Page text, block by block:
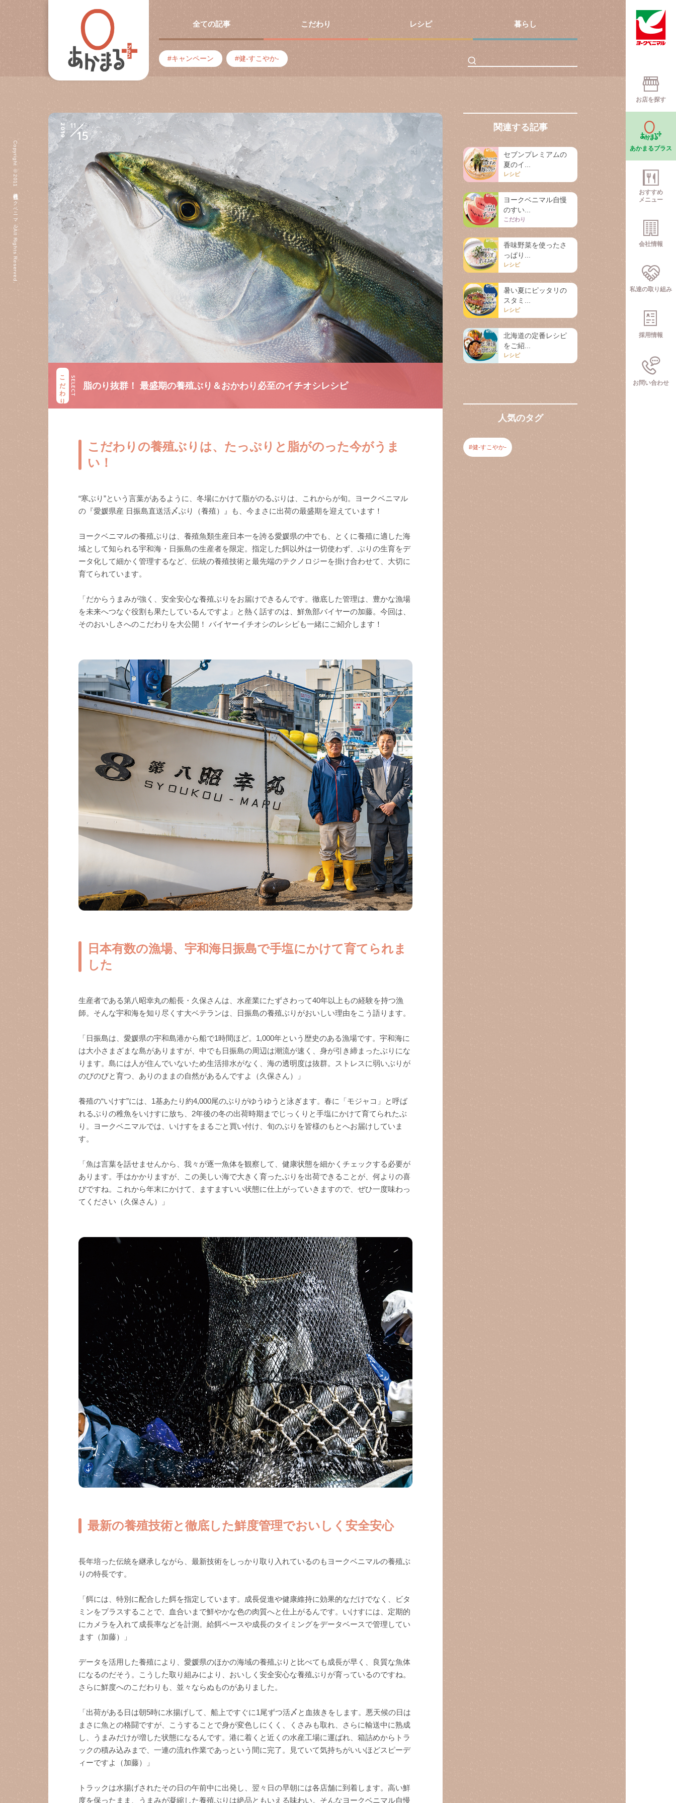
お店を探す
あかまるプラス
おすすめ
メニュー
会社情報
私達の取り組み
採用情報
お問い合わせ
全ての記事 こだわり レシピ 暮らし
キャンペーン 健-すこやか-
2019 11
15
こだわり SELECT 脂のり抜群！ 最盛期の養殖ぶり＆おかわり必至のイチオシレシピ
こだわりの養殖ぶりは、たっぷりと脂がのった今がうま
い！
“寒ぶり”という言葉があるように、冬場にかけて脂がのるぶりは、これからが旬。ヨークベニマル
の『愛媛県産 日振島直送活〆ぶり（養殖）』も、今まさに出荷の最盛期を迎えています！
ヨークベニマルの養殖ぶりは、養殖魚類生産日本一を誇る愛媛県の中でも、とくに養殖に適した海
域として知られる宇和海・日振島の生産者を限定。指定した餌以外は一切使わず、ぶりの生育をデ
ータ化して細かく管理するなど、伝統の養殖技術と最先端のテクノロジーを掛け合わせて、大切に
育てられています。
「だからうまみが強く、安全安心な養殖ぶりをお届けできるんです。徹底した管理は、豊かな漁場
を未来へつなぐ役割も果たしているんですよ」と熱く話すのは、鮮魚部バイヤーの加藤。今回は、
そのおいしさへのこだわりを大公開！ バイヤーイチオシのレシピも一緒にご紹介します！
日本有数の漁場、宇和海日振島で手塩にかけて育てられま
した
生産者である第八昭幸丸の船長・久保さんは、水産業にたずさわって40年以上もの経験を持つ漁
師。そんな宇和海を知り尽くす大ベテランは、日振島の養殖ぶりがおいしい理由をこう語ります。
「日振島は、愛媛県の宇和島港から船で1時間ほど。1,000年という歴史のある漁場です。宇和海に
は大小さまざまな島がありますが、中でも日振島の周辺は潮流が速く、身が引き締まったぶりにな
ります。島には人が住んでいないため生活排水がなく、海の透明度は抜群。ストレスに弱いぶりが
のびのびと育つ、ありのままの自然があるんですよ（久保さん）」
養殖の“いけす”には、1基あたり約4,000尾のぶりがゆうゆうと泳ぎます。春に「モジャコ」と呼ば
れるぶりの稚魚をいけすに放ち、2年後の冬の出荷時期までじっくりと手塩にかけて育てられたぶ
り。ヨークベニマルでは、いけすをまるごと買い付け、旬のぶりを皆様のもとへお届けしていま
す。
「魚は言葉を話せませんから、我々が逐一魚体を観察して、健康状態を細かくチェックする必要が
あります。手はかかりますが、この美しい海で大きく育ったぶりを出荷できることが、何よりの喜
びですね。これから年末にかけて、ますますいい状態に仕上がっていきますので、ぜひ一度味わっ
てください（久保さん）」
最新の養殖技術と徹底した鮮度管理でおいしく安全安心
長年培った伝統を継承しながら、最新技術をしっかり取り入れているのもヨークベニマルの養殖ぶ
りの特長です。
「餌には、特別に配合した餌を指定しています。成長促進や健康維持に効果的なだけでなく、ビタ
ミンをプラスすることで、血合いまで鮮やかな色の肉質へと仕上がるんです。いけすには、定期的
にカメラを入れて成長率などを計測。給餌ペースや成長のタイミングをデータベースで管理してい
ます（加藤）」
データを活用した養殖により、愛媛県のほかの海域の養殖ぶりと比べても成長が早く、良質な魚体
になるのだそう。こうした取り組みにより、おいしく安全安心な養殖ぶりが育っているのですね。
さらに鮮度へのこだわりも、並々ならぬものがありました。
「出荷がある日は朝5時に水揚げして、船上ですぐに1尾ずつ活〆と血抜きをします。悪天候の日は
まさに魚との格闘ですが、こうすることで身が変色しにくく、くさみも取れ、さらに輸送中に熟成
し、うまみだけが増した状態になるんです。港に着くと近くの水産工場に運ばれ、箱詰めからトラ
ックの積み込みまで、一連の流れ作業であっという間に完了。見ていて気持ちがいいほどスピーデ
ィーですよ（加藤）」
トラックは水揚げされたその日の午前中に出発し、翌々日の早朝には各店舗に到着します。高い鮮
度を保ったまま、うまみが凝縮した養殖ぶりは絶品ともいえる味わい。そんなヨークベニマル自慢
関連する記事
セブンプレミアムの
夏のイ...
レシピ
ヨークベニマル自慢
のすい...
こだわり
香味野菜を使ったさ
っぱり...
レシピ
暑い夏にピッタリの
スタミ...
レシピ
北海道の定番レシピ
をご紹...
レシピ
人気のタグ
健-すこやか-
Copyright ©2011 株式会社ヨークベニマル All Rights Reserved.